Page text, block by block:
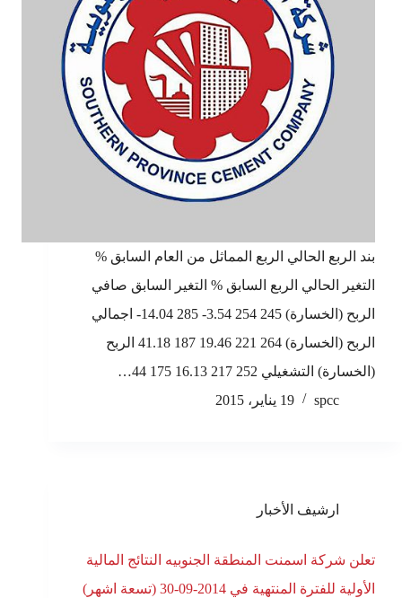
بند الربع الحالي الربع المماثل من العام السابق %
التغير الحالي الربع السابق % التغير السابق صافي
الربح (الخسارة) 245 254 3.54- 285 14.04- اجمالي
الربح (الخسارة) 264 221 19.46 187 41.18 الربح
(الخسارة) التشغيلي 252 217 16.13 175 44…
spcc
19 يناير، 2015
ارشيف الأخبار
تعلن شركة اسمنت المنطقة الجنوبيه النتائج المالية
الأولية للفترة المنتهية في 2014-09-30 (تسعة اشهر)